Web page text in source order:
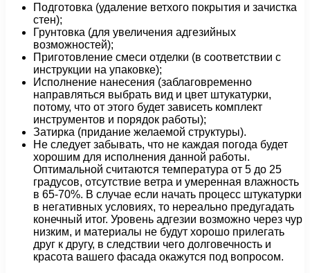
Подготовка (удаление ветхого покрытия и зачистка
стен);
Грунтовка (для увеличения адгезийных
возможностей);
Приготовление смеси отделки (в соответствии с
инструкции на упаковке);
Исполнение нанесения (заблаговременно
направляться выбрать вид и цвет штукатурки,
потому, что от этого будет зависеть комплект
инструментов и порядок работы);
Затирка (придание желаемой структуры).
Не следует забывать, что не каждая погода будет
хорошим для исполнения данной работы.
Оптимальной считаются температура от 5 до 25
градусов, отсутствие ветра и умеренная влажность
в 65-70%. В случае если начать процесс штукатурки
в негативных условиях, то нереально предугадать
конечный итог. Уровень адгезии возможно через чур
низким, и материалы не будут хорошо прилегать
друг к другу, в следствии чего долговечность и
красота вашего фасада окажутся под вопросом.